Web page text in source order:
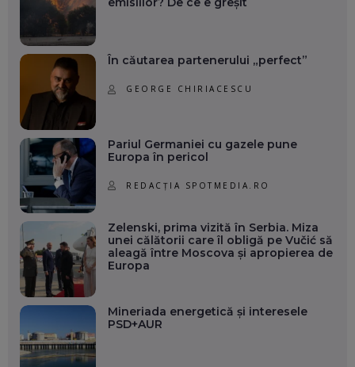
În căutarea partenerului „perfect”
GEORGE CHIRIACESCU
Pariul Germaniei cu gazele pune
Europa în pericol
REDACȚIA SPOTMEDIA.RO
Zelenski, prima vizită în Serbia. Miza
unei călătorii care îl obligă pe Vučić să
aleagă între Moscova și apropierea de
Europa
Mineriada energetică și interesele
PSD+AUR